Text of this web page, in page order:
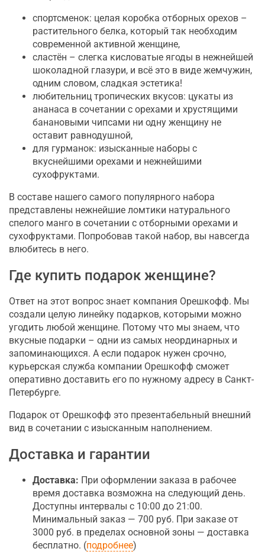
спортсменок: целая коробка отборных орехов –
растительного белка, который так необходим
современной активной женщине,
сластён – слегка кисловатые ягоды в нежнейшей
шоколадной глазури, и всё это в виде жемчужин,
одним словом, сладкая эстетика!
любительниц тропических вкусов: цукаты из
ананаса в сочетании с орехами и хрустящими
банановыми чипсами ни одну женщину не
оставит равнодушной,
для гурманок: изысканные наборы с
вкуснейшими орехами и нежнейшими
сухофруктами.
В составе нашего самого популярного набора
представлены нежнейшие ломтики натурального
спелого манго в сочетании с отборными орехами и
сухофруктами. Попробовав такой набор, вы навсегда
влюбитесь в него.
Где купить подарок женщине?
Ответ на этот вопрос знает компания Орешкофф. Мы
создали целую линейку подарков, которыми можно
угодить любой женщине. Потому что мы знаем, что
вкусные подарки – одни из самых неординарных и
запоминающихся. А если подарок нужен срочно,
курьерская служба компании Орешкофф сможет
оперативно доставить его по нужному адресу в Санкт-
Петербурге.
Подарок от Орешкофф это презентабельный внешний
вид в сочетании с изысканным наполнением.
Доставка и гарантии
Доставка: При оформлении заказа в рабочее
время доставка возможна на следующий день.
Доступны интервалы с 10:00 до 21:00.
Минимальный заказ — 700 руб. При заказе от
3000 руб. в пределах основной зоны — доставка
бесплатно. (подробнее)